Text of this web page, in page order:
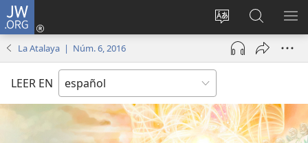
JW.ORG
Cambiar
idioma
del sitio
Iniciar
sesión
(abre
nueva
en
jw.org
La Atalaya | Núm. 6, 2016
LEER EN